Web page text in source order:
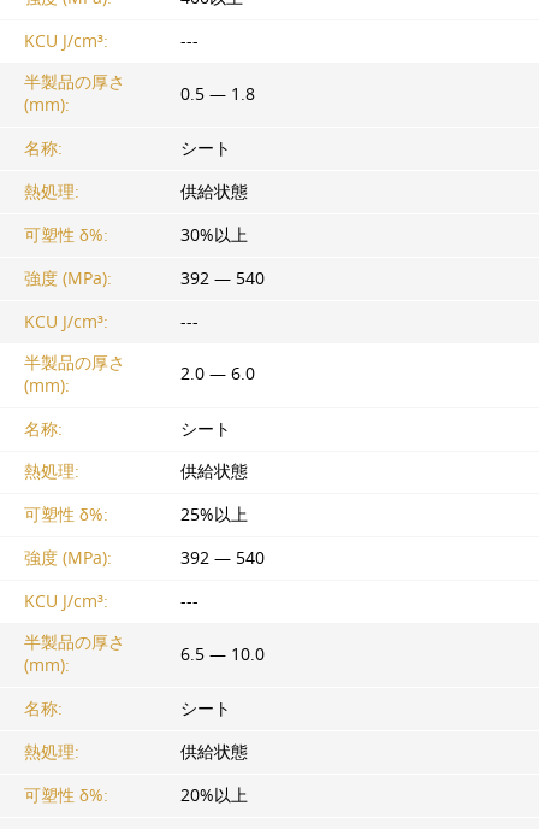
KCU J/cm³:
---
半製品の厚さ
(mm):
0.5 — 1.8
名称:
シート
熱処理:
供給状態
可塑性 δ%:
30%以上
強度 (MPa):
392 — 540
KCU J/cm³:
---
半製品の厚さ
(mm):
2.0 — 6.0
名称:
シート
熱処理:
供給状態
可塑性 δ%:
25%以上
強度 (MPa):
392 — 540
KCU J/cm³:
---
半製品の厚さ
(mm):
6.5 — 10.0
名称:
シート
熱処理:
供給状態
可塑性 δ%:
20%以上